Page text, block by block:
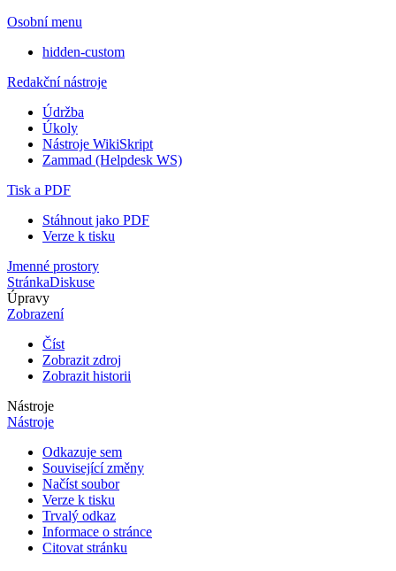
Osobní menu
hidden-custom
Redakční nástroje
Údržba
Úkoly
Nástroje WikiSkript
Zammad (Helpdesk WS)
Tisk a PDF
Stáhnout jako PDF
Verze k tisku
Jmenné prostory
StránkaDiskuse
Úpravy
Zobrazení
Číst
Zobrazit zdroj
Zobrazit historii
Nástroje
Nástroje
Odkazuje sem
Související změny
Načíst soubor
Verze k tisku
Trvalý odkaz
Informace o stránce
Citovat stránku